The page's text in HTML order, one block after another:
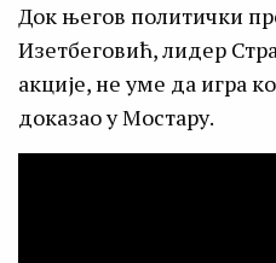
Док његов политички
Изетбеговић, лидер
акције, не уме да игра
доказао у Мостару.